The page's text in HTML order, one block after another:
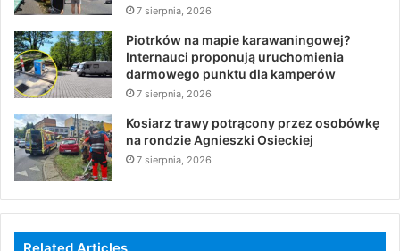
7 sierpnia, 2026
Piotrków na mapie karawaningowej?
Internauci proponują uruchomienia
darmowego punktu dla kamperów
7 sierpnia, 2026
Kosiarz trawy potrącony przez osobówkę
na rondzie Agnieszki Osieckiej
7 sierpnia, 2026